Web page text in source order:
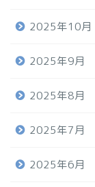
2025年10月
2025年9月
2025年8月
2025年7月
2025年6月